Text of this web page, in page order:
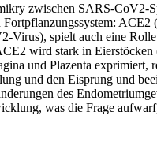
zwischen SARS-CoV2-
ACE2
Virus), spielt auch eine
wird stark in Eierstöcken
und Plazenta exprimiert,
und den Eisprung und
des
was die Frage